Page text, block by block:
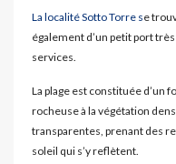
La localité Sotto Torre se
également d’un petit port
services.
La plage est constituée d’un
rocheuse à la végétation
transparentes, prenant des
soleil qui s’y reflètent.